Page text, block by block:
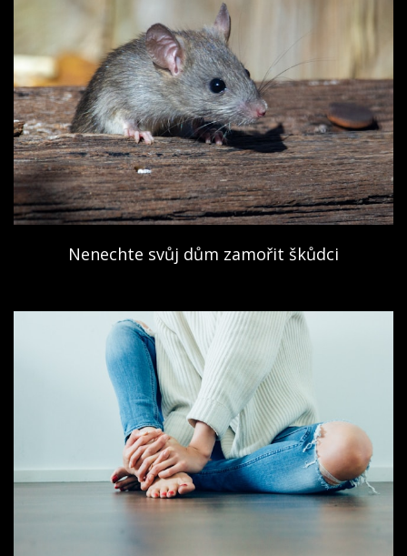
Nenechte svůj dům zamořit škůdci